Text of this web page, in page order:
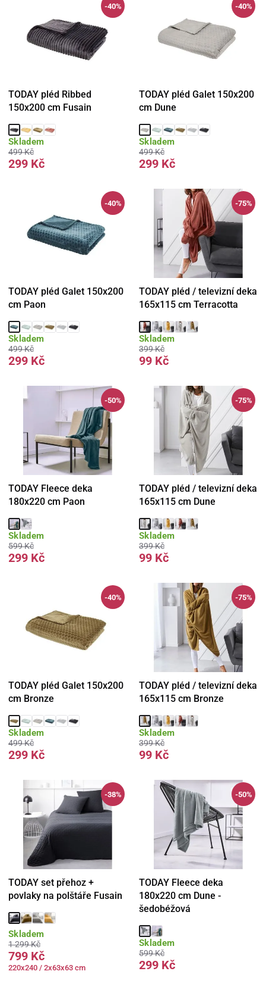
-40%
TODAY pléd Ribbed
150x200 cm Fusain
Skladem
499 Kč
299 Kč
-40%
TODAY pléd Galet 150x200
cm Dune
Skladem
499 Kč
299 Kč
-40%
TODAY pléd Galet 150x200
cm Paon
Skladem
499 Kč
299 Kč
-75%
TODAY pléd / televizní deka
165x115 cm Terracotta
Skladem
399 Kč
99 Kč
-50%
TODAY Fleece deka
180x220 cm Paon
Skladem
599 Kč
299 Kč
-75%
TODAY pléd / televizní deka
165x115 cm Dune
Skladem
399 Kč
99 Kč
-40%
TODAY pléd Galet 150x200
cm Bronze
Skladem
499 Kč
299 Kč
-75%
TODAY pléd / televizní deka
165x115 cm Bronze
Skladem
399 Kč
99 Kč
-38%
TODAY set přehoz +
povlaky na polštáře Fusain
Skladem
1 299 Kč
799 Kč
220x240 / 2x63x63 cm
-50%
TODAY Fleece deka
180x220 cm Dune -
šedobéžová
Skladem
599 Kč
299 Kč